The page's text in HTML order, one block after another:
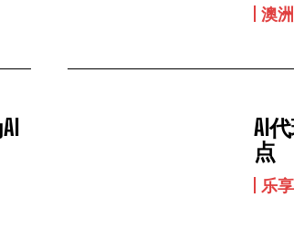
澳洲
AI
点
乐